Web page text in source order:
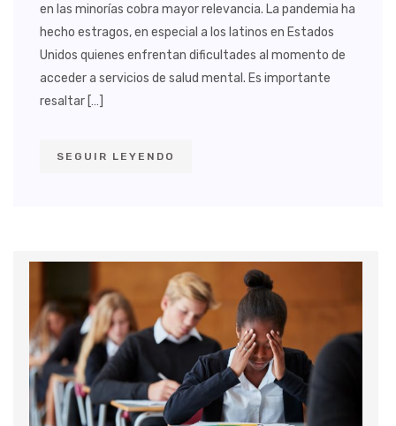
en las minorías cobra mayor relevancia. La pandemia ha
hecho estragos, en especial a los latinos en Estados
Unidos quienes enfrentan dificultades al momento de
acceder a servicios de salud mental. Es importante
resaltar […]
SEGUIR LEYENDO